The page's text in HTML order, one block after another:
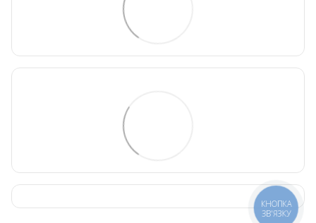
КНОПКА
ЗВ'ЯЗКУ